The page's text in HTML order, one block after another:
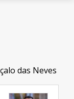
das Neves